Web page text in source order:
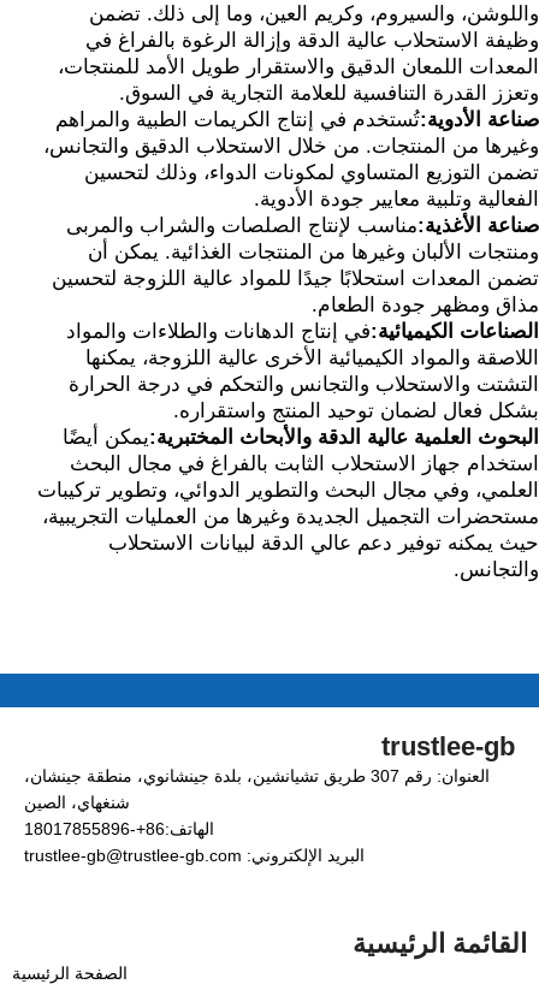
واللوشن، والسيروم، وكريم العين، وما إلى ذلك. تضمن
وظيفة الاستحلاب عالية الدقة وإزالة الرغوة بالفراغ في
المعدات اللمعان الدقيق والاستقرار طويل الأمد للمنتجات،
وتعزز القدرة التنافسية للعلامة التجارية في السوق.
صناعة الأدوية:تُستخدم في إنتاج الكريمات الطبية والمراهم
وغيرها من المنتجات. من خلال الاستحلاب الدقيق والتجانس،
تضمن التوزيع المتساوي لمكونات الدواء، وذلك لتحسين
الفعالية وتلبية معايير جودة الأدوية.
صناعة الأغذية:مناسب لإنتاج الصلصات والشراب والمربى
ومنتجات الألبان وغيرها من المنتجات الغذائية. يمكن أن
تضمن المعدات استحلابًا جيدًا للمواد عالية اللزوجة لتحسين
مذاق ومظهر جودة الطعام.
الصناعات الكيميائية:في إنتاج الدهانات والطلاءات والمواد
اللاصقة والمواد الكيميائية الأخرى عالية اللزوجة، يمكنها
التشتت والاستحلاب والتجانس والتحكم في درجة الحرارة
بشكل فعال لضمان توحيد المنتج واستقراره.
البحوث العلمية عالية الدقة والأبحاث المختبرية:يمكن أيضًا
استخدام جهاز الاستحلاب الثابت بالفراغ في مجال البحث
العلمي، وفي مجال البحث والتطوير الدوائي، وتطوير تركيبات
مستحضرات التجميل الجديدة وغيرها من العمليات التجريبية،
حيث يمكنه توفير دعم عالي الدقة لبيانات الاستحلاب
والتجانس.
trustlee-gb
العنوان: رقم 307 طريق تشيانشين، بلدة جينشانوي، منطقة جينشان،
شنغهاي، الصين
الهاتف:86+-18017855896
البريد الإلكتروني: trustlee-gb@trustlee-gb.com
القائمة الرئيسية
الصفحة الرئيسية